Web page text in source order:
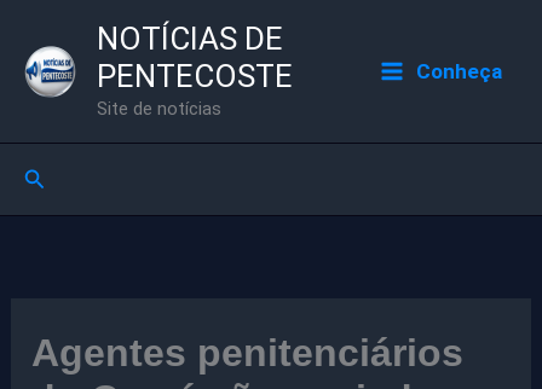
para
NOTÍCIAS DE
PENTECOSTE
Site de notícias
Conheça
Pesquisar
Agentes penitenciários